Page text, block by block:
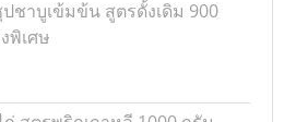
ชาบูเข้มข้น สูตรดั้งเดิม 900
พิเศษ